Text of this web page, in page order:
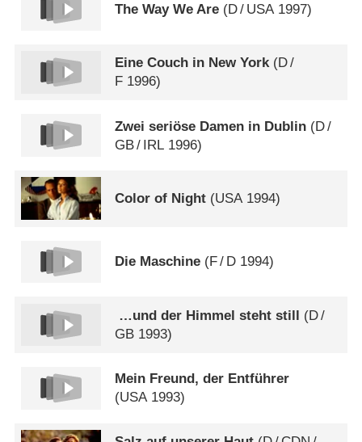
The Way We Are (D/ USA 1997)
Eine Couch in New York(D/
F 1996)
Zwei seriöse Damen in Dublin (D/
GB/ IRL 1996)
Color of Night (USA1994)
Die Maschine (F/ D 1994)
…und der Himmel steht still (D/
GB 1993)
Mein Freund, der Entführer
(USA1993)